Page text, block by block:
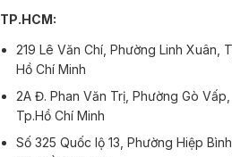
TP.HCM:
219 Lê Văn Chí, Phường Linh Xuân,
Hồ Chí Minh
2A Đ. Phan Văn Trị, Phường Gò Vấp,
Tp.Hồ Chí Minh
Số 325 Quốc lộ 13, Phường Hiệp